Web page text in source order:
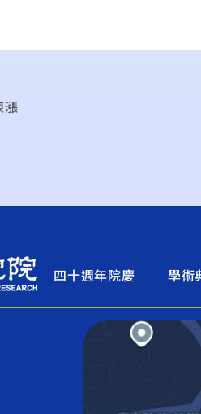
漲
四十週年院慶 學術